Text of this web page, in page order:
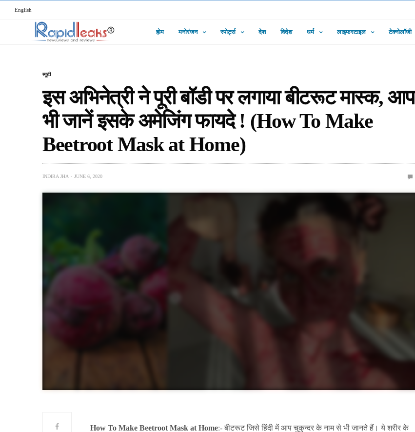
English
होम मनोरंजन स्पोर्ट्स देश विदेश धर्म लाइफस्टाइल टेक्नोलॉजी
ब्यूटी
इस अभिनेत्री ने पूरी बॉडी पर लगाया बीटरूट मास्क, आप
भी जानें इसके अमेजिंग फायदे ! (How To Make
Beetroot Mask at Home)
INDIRA JHA JUNE 6, 2020
How To Make Beetroot Mask at Home:- बीटरूट जिसे हिंदी में आप चुकुन्दर के नाम से भी जानते हैं। ये शरीर के